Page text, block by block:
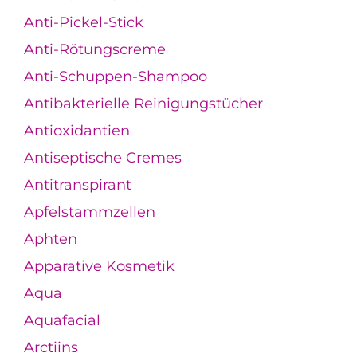
Anti-Pickel-Stick
Anti-Rötungscreme
Anti-Schuppen-Shampoo
Antibakterielle Reinigungstücher
Antioxidantien
Antiseptische Cremes
Antitranspirant
Apfelstammzellen
Aphten
Apparative Kosmetik
Aqua
Aquafacial
Arctiins